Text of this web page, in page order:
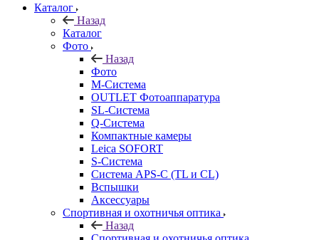
Каталог
Назад
Каталог
Фото
Назад
Фото
M-Система
OUTLET Фотоаппаратура
SL-Система
Q-Cистема
Компактные камеры
Leica SOFORT
S-Система
Система APS-C (TL и CL)
Вспышки
Аксессуары
Спортивная и охотничья оптика
Назад